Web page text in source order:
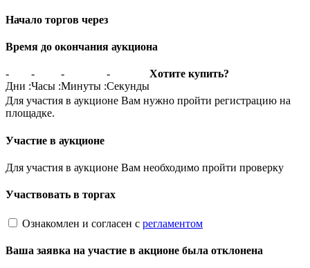
Начало торгов через
Время до окончания аукциона
-
Дни :
-
Часы :
-
Минуты :
-
Секунды
Хотите купить?
Для участия в аукционе Вам нужно пройти регистрацию на
площадке.
Участие в аукционе
Для участия в аукционе Вам необходимо пройти проверку
Участвовать в торгах
Ознакомлен и согласен с регламентом
Ваша заявка на участие в акционе была отклонена